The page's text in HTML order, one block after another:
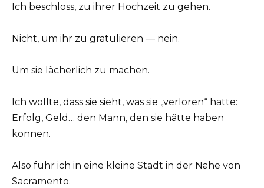
Ich beschloss, zu ihrer Hochzeit zu gehen.
Nicht, um ihr zu gratulieren — nein.
Um sie lächerlich zu machen.
Ich wollte, dass sie sieht, was sie „verloren“ hatte:
Erfolg, Geld… den Mann, den sie hätte haben
können.
Also fuhr ich in eine kleine Stadt in der Nähe von
Sacramento.